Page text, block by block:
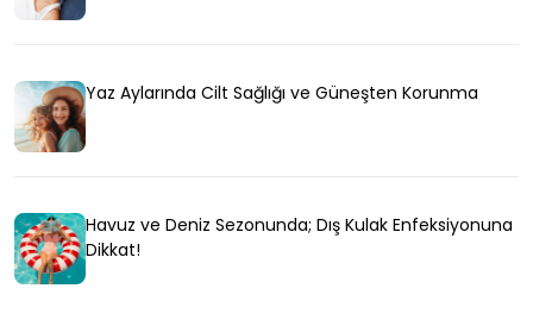
Yaz Aylarında Cilt Sağlığı ve Güneşten Korunma
Havuz ve Deniz Sezonunda; Dış Kulak Enfeksiyonuna
Dikkat!